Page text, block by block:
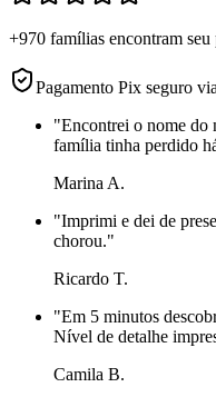
+970 famílias encontram seu
Pagamento Pix seguro
"Encontrei o nome do
família tinha perdido
Marina A.
"Imprimi e dei de
chorou."
Ricardo T.
"Em 5 minutos
Nível de detalhe
Camila B.